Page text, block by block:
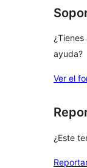
ayuda?
Ver el
¿Este